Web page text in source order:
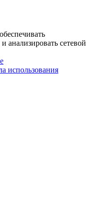
анализировать сетевой
использования